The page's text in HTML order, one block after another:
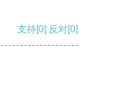
支持[0] 反对[0]